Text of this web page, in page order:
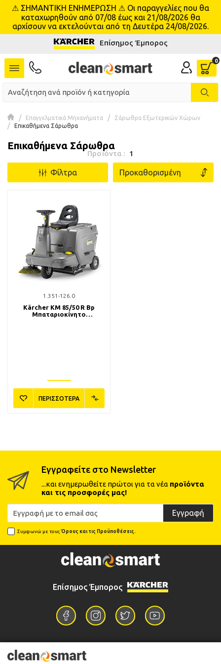
menu
⚠ ΣΗΜΑΝΤΙΚΗ ΕΝΗΜΕΡΩΣΗ ⚠ Οι παραγγελίες που θα
καταχωρηθούν από 07/08 έως και 21/08/2026 θα
αρχίσουν να εκτελούνται από τη Δευτέρα 24/08/2026.
Επίσημος Έμπορος
Επαγγελματικά Μηχανήματα
Σάρωθρα Εξωτερικών Χώρων
Επικαθήμενα Σάρωθρα
Επικαθήμενα Σάρωθρα
Προϊόντα : 1
Φίλτρα
1.351-126.0
Kärcher KM 85/50 R Bp
Μπαταριοκίνητο
ΠΕΡΙΣΣΟΤΕΡΑ
Εγγραφείτε στο Newsletter
...και ενημερωθείτε πρώτοι για τα νέα προϊόντα
και τις προσφορές μας!
Εγγραφή
Συμφωνώ με τουςΌρους και τις Προϋποθέσεις.
Επίσημος Έμπορος
Επικοινωνία